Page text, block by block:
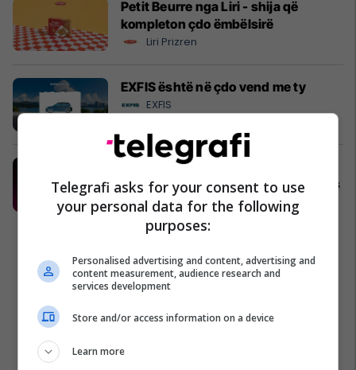
Petit Beurre nga Liri - shija që
kompleton çdo ëmbëlsirë
Liri Prizren
EXFIS është në çdo vend me ty
EXFIS
Mundësi të reja për punë: shikoni
konkurset e fundit në Telegrafi Jobs
Telegrafi Jobs
Telegrafi asks for your consent to use
your personal data for the following
purposes:
Personalised advertising and content, advertising and
content measurement, audience research and
services development
Store and/or access information on a device
Learn more